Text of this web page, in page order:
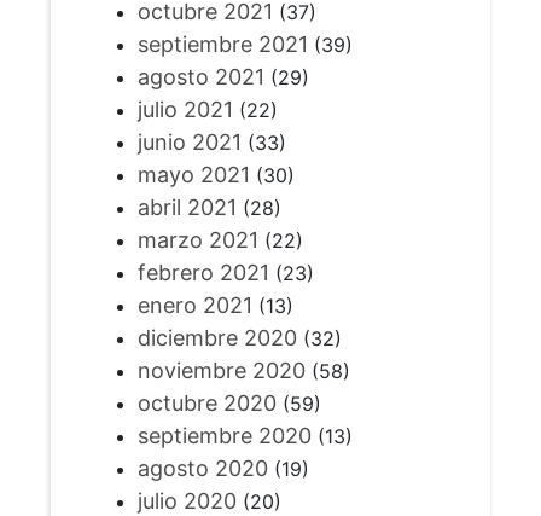
octubre 2021 (37)
septiembre 2021 (39)
agosto 2021 (29)
julio 2021 (22)
junio 2021 (33)
mayo 2021 (30)
abril 2021 (28)
marzo 2021 (22)
febrero 2021 (23)
enero 2021 (13)
diciembre 2020(32)
noviembre 2020(58)
octubre 2020(59)
septiembre 2020(13)
agosto 2020(19)
julio 2020(20)